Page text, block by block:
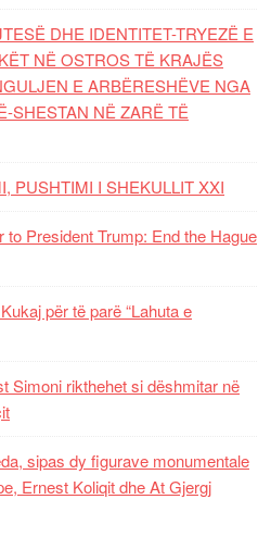
DHE IDENTITET-TRYEZË E
NË OSTROS TË KRAJËS
E ARBËRESHËVE NGA
SHESTAN NË ZARË TË
PUSHTIMI I SHEKULLIT XXI
to President Trump: End the Hague
për të parë “Lahuta e
Simoni rikthehet si dëshmitar në
sipas dy figurave monumentale
Ernest Koliqit dhe At Gjergj